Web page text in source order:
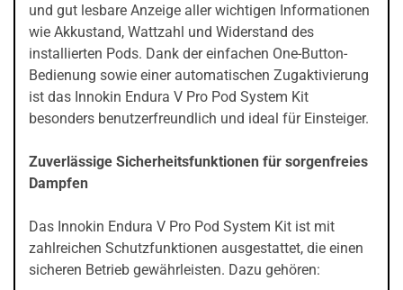
und gut lesbare Anzeige aller wichtigen Informationen
wie Akkustand, Wattzahl und Widerstand des
installierten Pods. Dank der einfachen One-Button-
Bedienung sowie einer automatischen Zugaktivierung
ist das Innokin Endura V Pro Pod System Kit
besonders benutzerfreundlich und ideal für Einsteiger.
Zuverlässige Sicherheitsfunktionen für sorgenfreies
Dampfen
Das Innokin Endura V Pro Pod System Kit ist mit
zahlreichen Schutzfunktionen ausgestattet, die einen
sicheren Betrieb gewährleisten. Dazu gehören: